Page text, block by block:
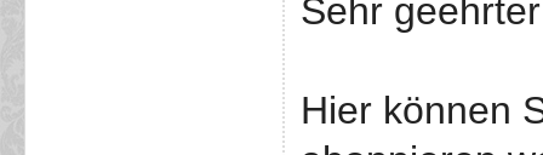
Sehr
Hier können